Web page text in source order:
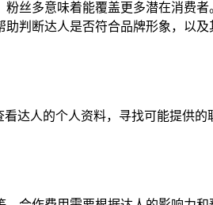
丝多意味着能覆盖更多潜在消费
判断达人是否符合品牌形象，以
达人的个人资料，寻找可能提供